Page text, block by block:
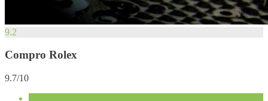
9.2
Compro Rolex
9.7/10